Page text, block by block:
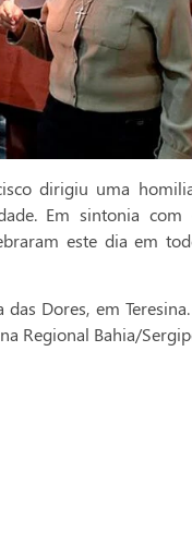
dirigiu uma
Em sintonia com
este dia em
Dores, em
Regional Bahia/